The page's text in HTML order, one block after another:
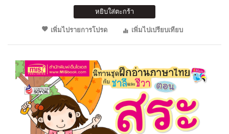
หยิบใส่ตะกร้า
เพิ่มไปรายการโปรด
เพิ่มไปเปรียบเทียบ